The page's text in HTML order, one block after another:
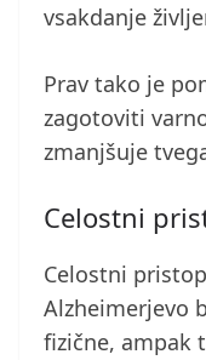
vsakdanje
Prav tako je
zagotoviti
zmanjšuje
Celostni
Celostni
Alzheimerjevo
fizične, ampak